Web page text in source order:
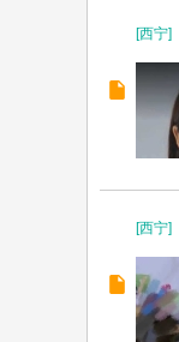
[西宁]
[西宁]